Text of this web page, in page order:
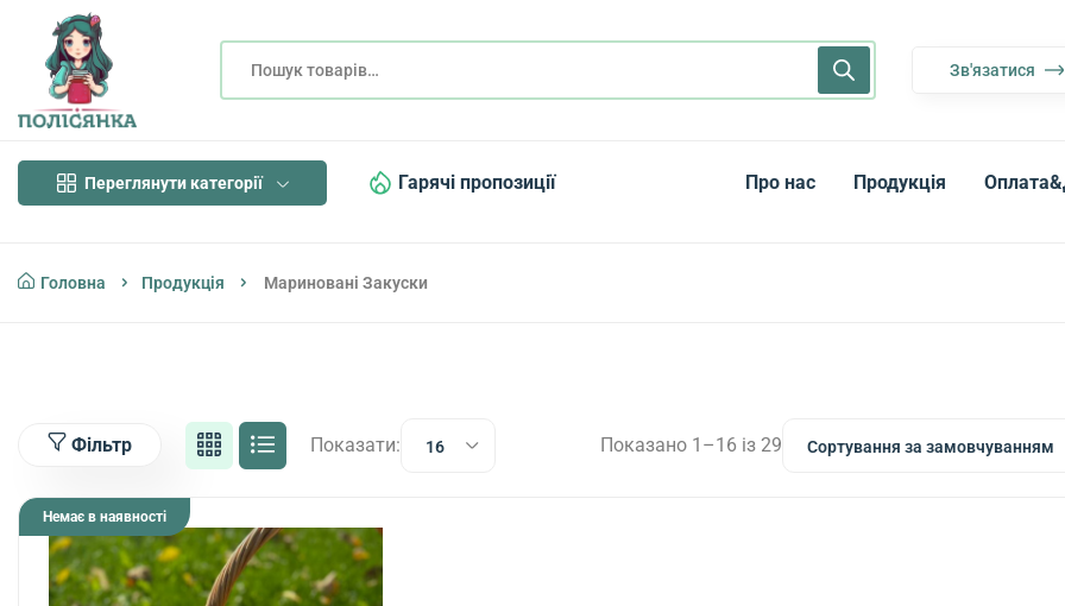
Зв'язатися
Переглянути категорії Гарячі пропозиції Про нас Продукція
Головна Продукція Мариновані Закуски
Фільтр Показати: 16 Показано 1–16 із 29 Сортування за замовчуванням
Немає в наявності